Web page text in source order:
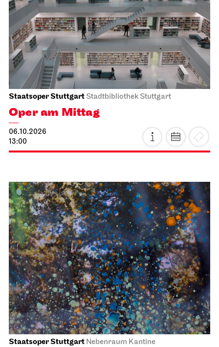
Staatsoper Stuttgart Stadtbibliothek Stuttgart
Oper am Mittag
06.10.2026
13:00
Staatsoper Stuttgart Nebenraum Kantine